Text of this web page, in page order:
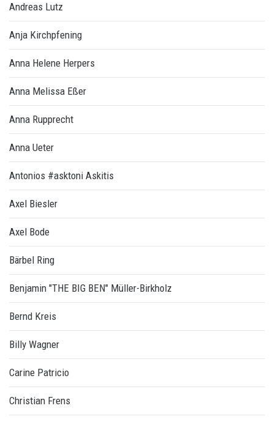
Andreas Lutz
Anja Kirchpfening
Anna Helene Herpers
Anna Melissa Eßer
Anna Rupprecht
Anna Ueter
Antonios #asktoni Askitis
Axel Biesler
Axel Bode
Bärbel Ring
Benjamin "THE BIG BEN" Müller-Birkholz
Bernd Kreis
Billy Wagner
Carine Patricio
Christian Frens